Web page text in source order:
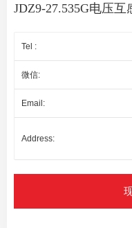
JDZ9-27.535G电压
Tel :
微信:
Email:
Address: